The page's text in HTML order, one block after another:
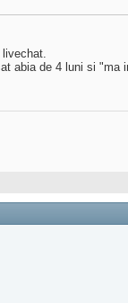
de 4 luni si